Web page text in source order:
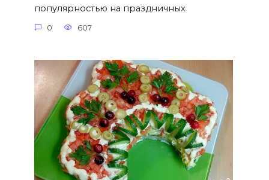
популярностью на праздничных
0 607